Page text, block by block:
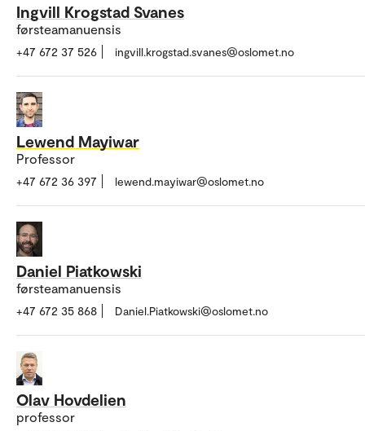
Ingvill Krogstad Svanes
førsteamanuensis
+47 672 37 526 ingvill.krogstad.svanes@oslomet.no
Lewend Mayiwar
Professor
+47 672 36 397 lewend.mayiwar@oslomet.no
Daniel Piatkowski
førsteamanuensis
+47 672 35 868 Daniel.Piatkowski@oslomet.no
Olav Hovdelien
professor